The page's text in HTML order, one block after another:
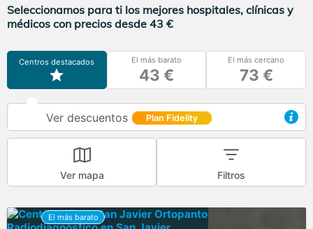
Seleccionamos para ti los mejores hospitales, clínicas y
médicos con precios desde 43 €
Centros destacados El más barato
43 €
El más cercano
73 €
Ver descuentos Plan Fidelity
Ver mapa Filtros